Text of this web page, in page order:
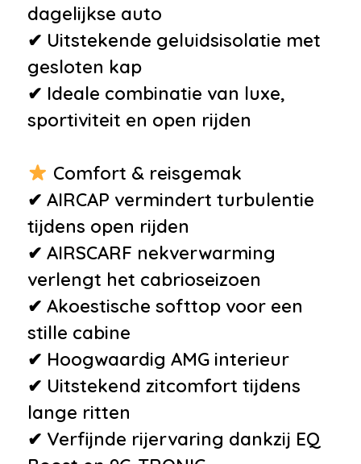
dagelijkse auto
✔ Uitstekende geluidsisolatie met
gesloten kap
✔ Ideale combinatie van luxe,
sportiviteit en open rijden
Comfort & reisgemak
✔ AIRCAP vermindert turbulentie
tijdens open rijden
✔ AIRSCARF nekverwarming
verlengt het cabrioseizoen
✔ Akoestische softtop voor een
stille cabine
✔ Hoogwaardig AMG interieur
✔ Uitstekend zitcomfort tijdens
lange ritten
✔ Verfijnde rijervaring dankzij EQ